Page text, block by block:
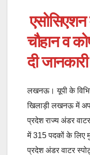
एसोसिएशन
चौहान व
दी जानकारी
लखनऊ। यूपी के
खिलाड़ी लखनऊ में
प्रदेश राज्य अंडर
में 315 पदकों के लिए
प्रदेश अंडर वाटर